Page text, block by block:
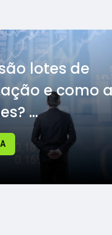
lotes de
e como
...